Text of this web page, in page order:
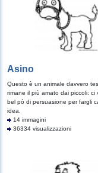
Asino
Questo è un animale davvero
rimane il più amato dai piccoli: ci
bel pò di persuasione per fargli
idea.
14 immagini
36334 visualizzazioni